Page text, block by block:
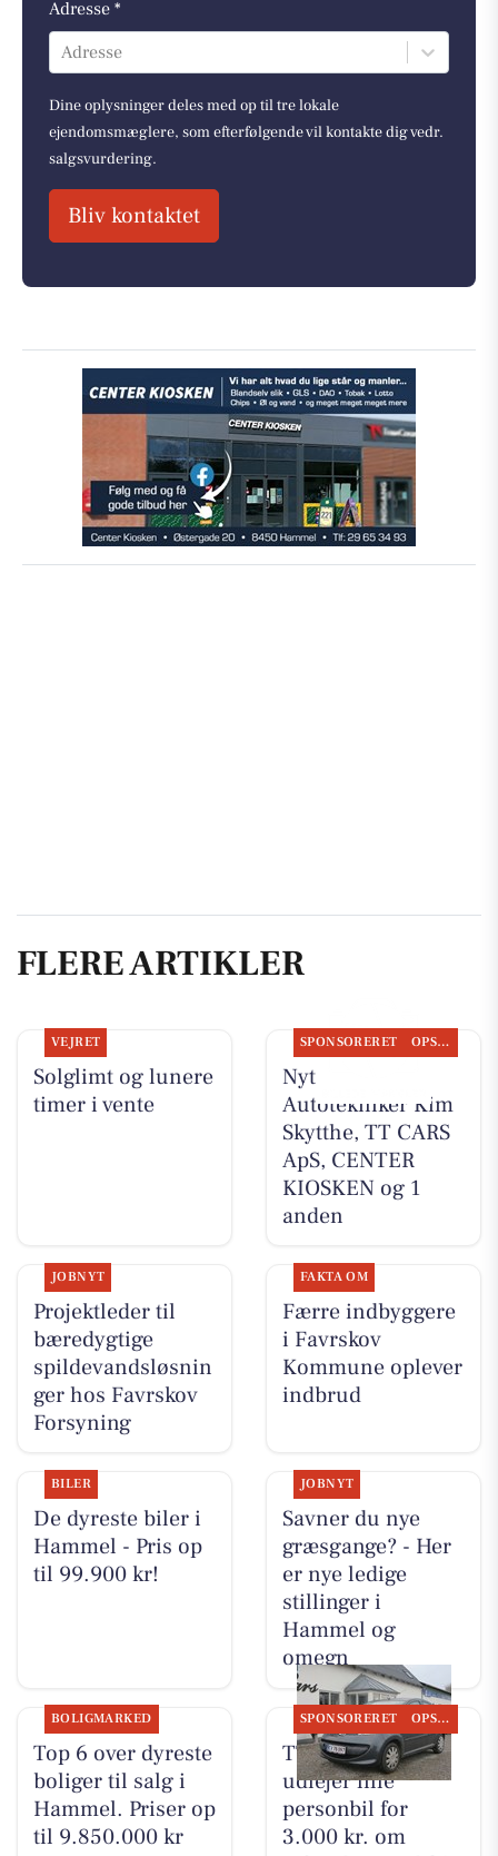
Adresse *
Adresse
Dine oplysninger deles med op til tre lokale
ejendomsmæglere, som efterfølgende vil kontakte dig vedr.
salgsvurdering.
Bliv kontaktet
FLERE ARTIKLER
VEJRET
Solglimt og lunere
timer i vente
SPONSORERET OPSLAGSTAVLEN
Nyt fra
Autotekniker Kim
Skytthe, TT CARS
ApS, CENTER
KIOSKEN og 1
anden
JOBNYT
Projektleder til
bæredygtige
spildevandsløsnin
ger hos Favrskov
Forsyning
FAKTA OM
Færre indbyggere
i Favrskov
Kommune oplever
indbrud
BILER
De dyreste biler i
Hammel - Pris op
til 99.900 kr!
JOBNYT
Savner du nye
græsgange? - Her
er nye ledige
stillinger i
Hammel og
omegn
BOLIGMARKED
Top 6 over dyreste
boliger til salg i
Hammel. Priser op
til 9.850.000 kr
SPONSORERET OPSLAGSTAVLEN
TT CARS ApS
udlejer lille
personbil for
3.000 kr. om